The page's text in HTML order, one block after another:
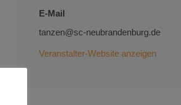
E-Mail
tanzen@sc-neubrandenburg.de
Veranstalter-Website anzeigen